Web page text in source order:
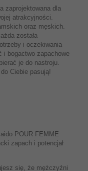
zaprojektowana dla
atrakcyjności.
oraz męskich.
została
i oczekiwania
i bogactwo zapachowe
je do nastroju.
Ciebie pasują!
POUR FEMME
zapach i potencjał
się, że mężczyźni